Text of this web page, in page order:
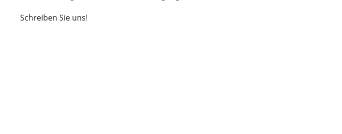
Schreiben Sie uns!